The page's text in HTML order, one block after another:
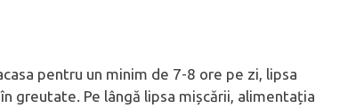
pentru un minim de 7-8 ore pe zi, lipsa
greutate. Pe lângă lipsa mișcării, alimentația